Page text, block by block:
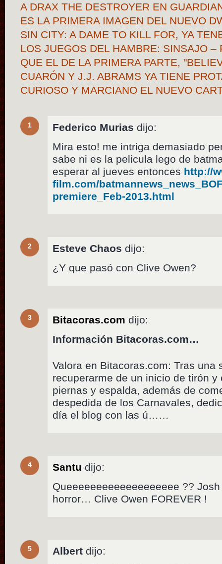
A DRAX THE DESTROYER EN
ES LA PRIMERA IMAGEN DEL NUEVO
SIN CITY: A DAME TO KILL FOR, YA
LOS JUEGOS DEL HAMBRE: SINSAJO –
QUE EL DE LA PRIMERA PARTE,
CUARÓN Y J.J. ABRAMS YA TIENE
CURIOSO Y MARCIANO EL NUEVO
1 Federico Murias dijo:
Mira esto! me intriga demasiado
sabe ni es la pelicula lego de
esperar al jueves entonces http://
film.com/
premiere_Feb-2013.html
2 Esteve Chaos dijo:
¿Y que pasó con Clive Owen?
3 Bitacoras.com dijo:
Información Bitacoras.com…
Valora en Bitacoras.com: Tras una
recuperarme de un inicio de tirón
piernas y espalda, además de
despedida de los Carnavales,
día el blog con las ú……
4 Santu dijo:
Queeeeeeeeeeeeeeeeeee ??
horror… Clive Owen FOREVER !
5 Albert dijo: